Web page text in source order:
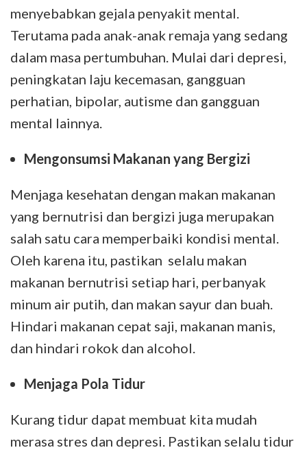
menyebabkan gejala penyakit mental.
Terutama pada anak-anak remaja yang sedang
dalam masa pertumbuhan. Mulai dari depresi,
peningkatan laju kecemasan, gangguan
perhatian, bipolar, autisme dan gangguan
mental lainnya.
Mengonsumsi Makanan yang Bergizi
Menjaga kesehatan dengan makan makanan
yang bernutrisi dan bergizi juga merupakan
salah satu cara memperbaiki kondisi mental.
Oleh karena itu, pastikan selalu makan
makanan bernutrisi setiap hari, perbanyak
minum air putih, dan makan sayur dan buah.
Hindari makanan cepat saji, makanan manis,
dan hindari rokok dan alcohol.
Menjaga Pola Tidur
Kurang tidur dapat membuat kita mudah
merasa stres dan depresi. Pastikan selalu tidur